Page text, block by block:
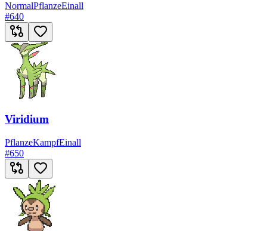
NormalPflanzeEinall
#640
Viridium
PflanzeKampfEinall
#650